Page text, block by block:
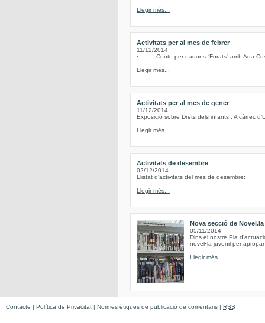
Llegir més...
Activitats per al mes de febrer
11/12/2014
· Conte per nadons “Forats” amb Ada
Llegir més...
Activitats per al mes de gener
11/12/2014
Exposició sobre Drets dels infants . A càrrec
Llegir més...
Activitats de desembre
02/12/2014
Llistat d'activitats del mes de desembre:
Llegir més...
Nova secció de
05/11/2014
Dins el nostre Pla
novel•la juvenil per
Llegir més...
Contacte | Política de Privacitat | Normes ètiques de publicació de comentaris | RSS